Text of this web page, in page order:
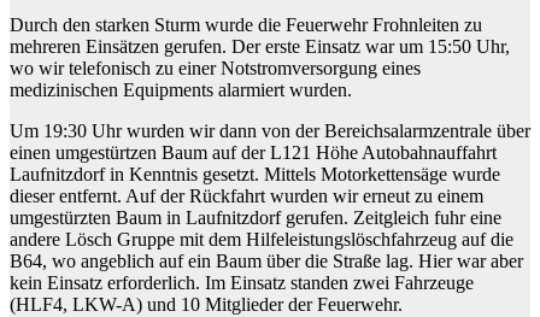
Durch den starken Sturm wurde die Feuerwehr Frohnleiten zu
mehreren Einsätzen gerufen. Der erste Einsatz war um 15:50 Uhr,
wo wir telefonisch zu einer Notstromversorgung eines
medizinischen Equipments alarmiert wurden.
Um 19:30 Uhr wurden wir dann von der Bereichsalarmzentrale über
einen umgestürtzen Baum auf der L121 Höhe Autobahnauffahrt
Laufnitzdorf in Kenntnis gesetzt. Mittels Motorkettensäge wurde
dieser entfernt. Auf der Rückfahrt wurden wir erneut zu einem
umgestürzten Baum in Laufnitzdorf gerufen. Zeitgleich fuhr eine
andere Lösch Gruppe mit dem Hilfeleistungslöschfahrzeug auf die
B64, wo angeblich auf ein Baum über die Straße lag. Hier war aber
kein Einsatz erforderlich. Im Einsatz standen zwei Fahrzeuge
(HLF4, LKW-A) und 10 Mitglieder der Feuerwehr.